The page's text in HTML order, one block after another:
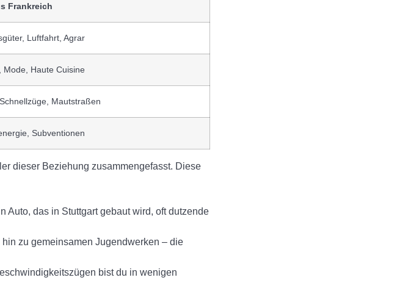
Frankreich
Luftfahrt, Agrar
Mode, Haute Cuisine
Mautstraßen
Subventionen
dieser Beziehung zusammengefasst. Diese
Auto, das in Stuttgart gebaut wird, oft dutzende
zu gemeinsamen Jugendwerken – die
bist du in wenigen